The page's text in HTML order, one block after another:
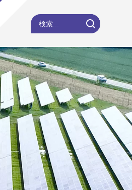
検索...